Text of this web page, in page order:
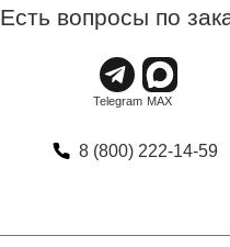
Есть вопросы по
8 (800) 222-14-59